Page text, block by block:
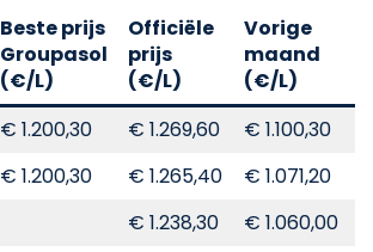
Beste prijs
Groupasol
(€/L)
Officiële
prijs
(€/L)
Vorige
maand
(€/L)
€ 1.200,30 € 1.269,60 € 1.100,30
€ 1.200,30 € 1.265,40 € 1.071,20
€ 1.238,30 € 1.060,00